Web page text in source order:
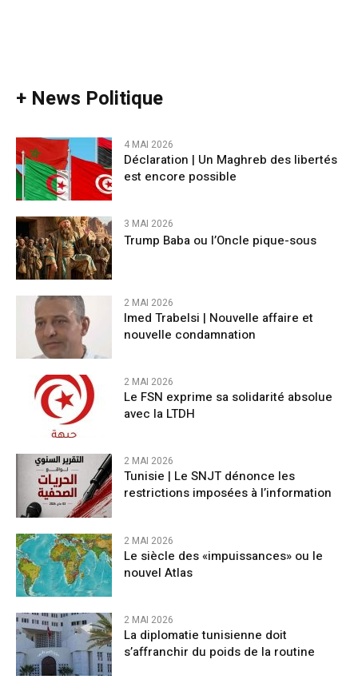
+ News Politique
4 MAI 2026
Déclaration | Un Maghreb des libertés
est encore possible
3 MAI 2026
Trump Baba ou l’Oncle pique-sous
2 MAI 2026
Imed Trabelsi | Nouvelle affaire et
nouvelle condamnation
2 MAI 2026
Le FSN exprime sa solidarité absolue
avec la LTDH
2 MAI 2026
Tunisie | Le SNJT dénonce les
restrictions imposées à l’information
2 MAI 2026
Le siècle des «impuissances» ou le
nouvel Atlas
2 MAI 2026
La diplomatie tunisienne doit
s’affranchir du poids de la routine